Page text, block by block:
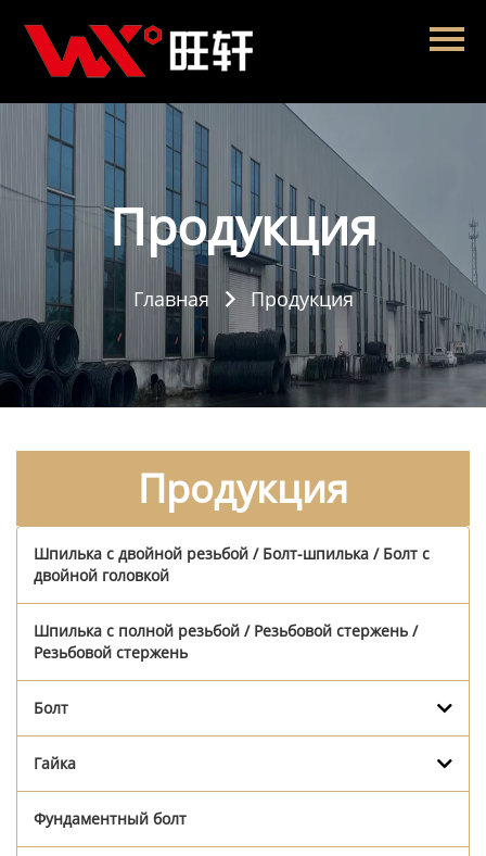
Главная
Продукция
Новости
О нас
Контакты Продукция
Главная  Продукция
Продукция
Шпилька с двойной резьбой / Болт-шпилька / Болт с
двойной головкой
Шпилька с полной резьбой / Резьбовой стержень /
Резьбовой стержень
Болт
Гайка
Фундаментный болт